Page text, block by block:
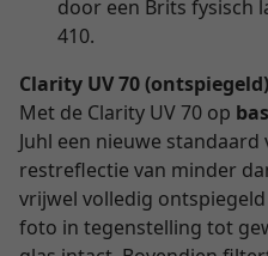
door een Brits fysisch
410.
Clarity UV 70
Met de Clarity UV 70 op
Juhl een nieuwe
restreflectie van minder
vrijwel volledig
foto in tegenstelling tot